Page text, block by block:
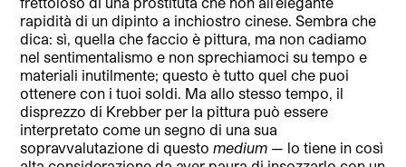
rapidità di un dipinto a inchiostro cinese. Sembra che
dica: sì, quella che faccio è pittura, ma non cadiamo
nel sentimentalismo e non sprechiamoci su tempo e
materiali inutilmente; questo è tutto quel che puoi
ottenere con i tuoi soldi. Ma allo stesso tempo, il
disprezzo di Krebber per la pittura può essere
interpretato come un segno di una sua
sopravvalutazione di questomedium — lo tiene in così